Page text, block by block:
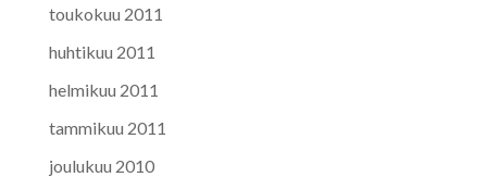
toukokuu 2011
huhtikuu 2011
helmikuu 2011
tammikuu 2011
joulukuu 2010